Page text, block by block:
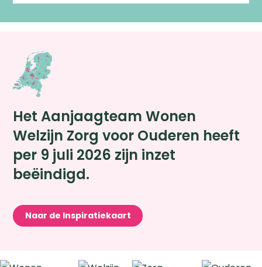
Het Aanjaagteam Wonen
Welzijn Zorg voor Ouderen heeft
per 9 juli 2026 zijn inzet
beëindigd.
Naar de Inspiratiekaart